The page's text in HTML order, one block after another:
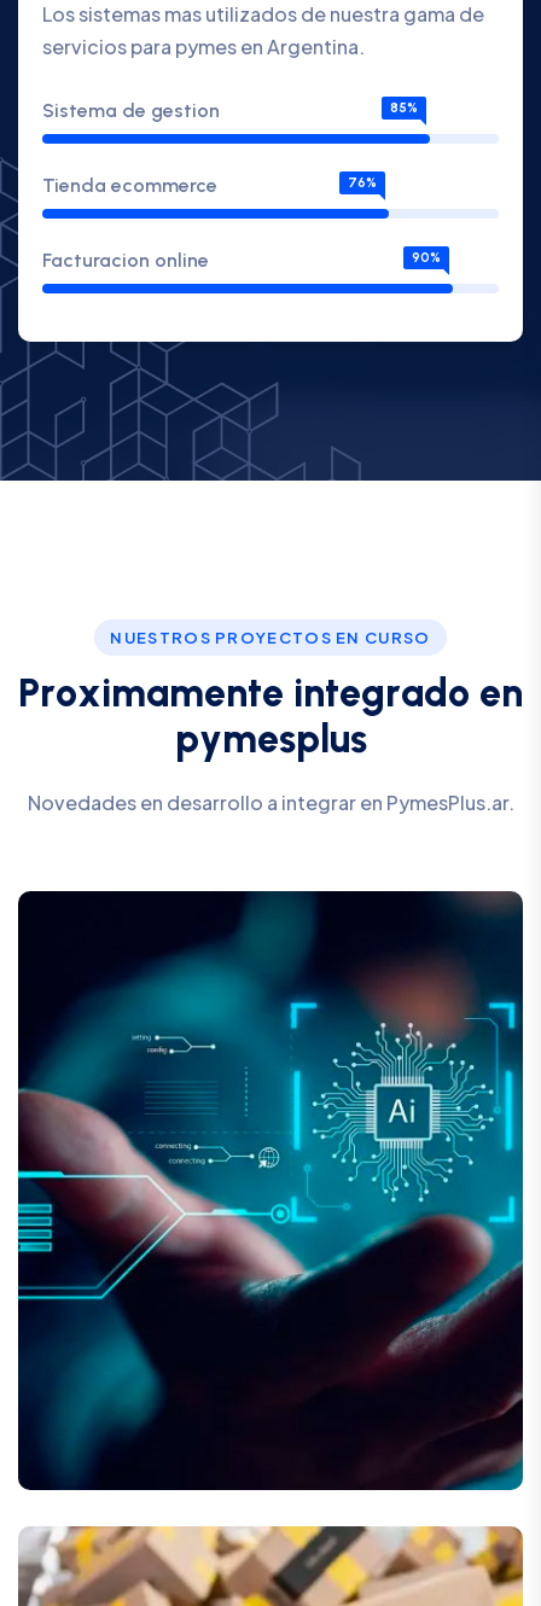
Los sistemas mas utilizados de nuestra gama de
servicios para pymes en Argentina.
Sistema de gestion 85%
Tienda ecommerce 76%
Facturacion online 90%
NUESTROS PROYECTOS EN CURSO
Proximamente integrado en
pymesp us
Novedades en desarrollo a integrar en PymesPlus.ar.